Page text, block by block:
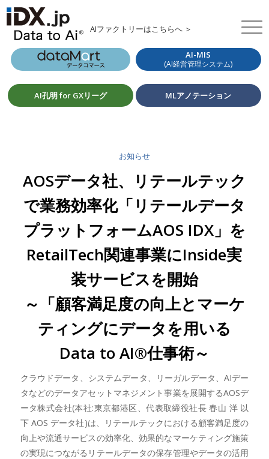
AIファクトリーはこちらへ ＞
AI-MIS
(AI経営管理システム)
AI孔明 for GXリーグ MLアノテーション
お知らせ
AOSデータ社、リテールテック
で業務効率化「リテールデータ
プラットフォームAOS IDX」を
RetailTech関連事業にInside実
装サービスを開始
～「顧客満足度の向上とマーケ
ティングにデータを用いる
Data to AI®仕事術～
クラウドデータ、システムデータ、リーガルデータ、AIデー
タなどのデータアセットマネジメント事業を展開するAOSデ
ータ株式会社(本社:東京都港区、代表取締役社長 春山 洋 以
下 AOS データ社)は、リテールテックにおける顧客満足度の
向上や流通サービスの効率化、効果的なマーケティング施策
の実現につながるリテールデータの保存管理やデータの活用